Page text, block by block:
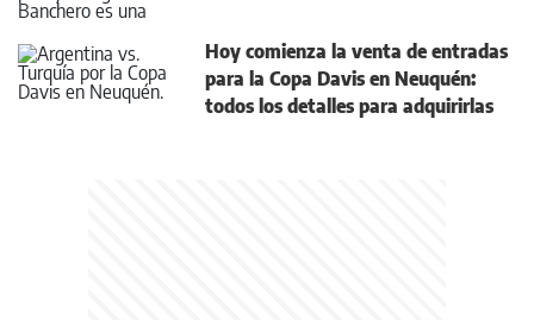
Hoy comienza la venta de entradas
para la Copa Davis en Neuquén:
todos los detalles para adquirirlas